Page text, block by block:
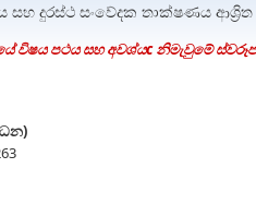
දුරස්ථ සංවේදක තාක්ෂණය
විෂය පථය සහ අවශ්යc නිමැවුමේ